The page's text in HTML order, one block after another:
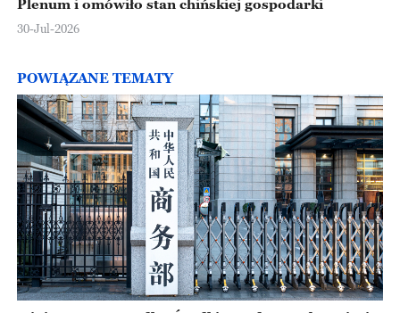
Plenum i omówiło stan chińskiej gospodarki
30-Jul-2026
POWIĄZANE TEMATY